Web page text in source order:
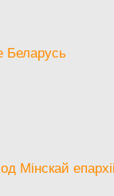
Беларусь
Мінскай